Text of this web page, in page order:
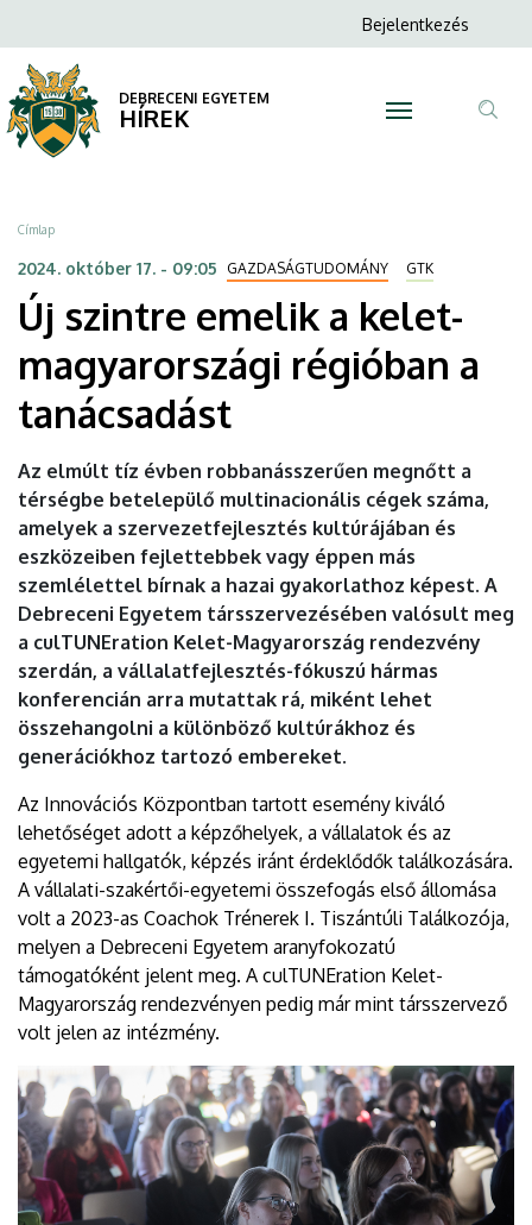
szintre
emelik
kelet-
magyarországi
régióban
tanácsadást
DEBRECENI
EGYETEM
a
tartalomra
Anonim
menüje
Bejelentkezés
DEBRECENI EGYETEM
HÍREK
Morzsa
Címlap
2024. október 17. - 09:05 GAZDASÁGTUDOMÁNY GTK
Új szintre emelik a kelet-
magyarországi régióban a
tanácsadást
Az elmúlt tíz évben robbanásszerűen megnőtt a
térségbe betelepülő multinacionális cégek száma,
amelyek a szervezetfejlesztés kultúrájában és
eszközeiben fejlettebbek vagy éppen más
szemlélettel bírnak a hazai gyakorlathoz képest. A
Debreceni Egyetem társszervezésében valósult meg
a culTUNEration Kelet-Magyarország rendezvény
szerdán, a vállalatfejlesztés-fókuszú hármas
konferencián arra mutattak rá, miként lehet
összehangolni a különböző kultúrákhoz és
generációkhoz tartozó embereket.
Az Innovációs Központban tartott esemény kiváló
lehetőséget adott a képzőhelyek, a vállalatok és az
egyetemi hallgatók, képzés iránt érdeklődők találkozására.
A vállalati-szakértői-egyetemi összefogás első állomása
volt a 2023-as Coachok Trénerek I. Tiszántúli Találkozója,
melyen a Debreceni Egyetem aranyfokozatú
támogatóként jelent meg. A culTUNEration Kelet-
Magyarország rendezvényen pedig már mint társszervező
volt jelen az intézmény.